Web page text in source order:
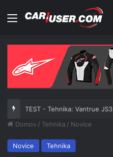
Meni
TEST - Tehnika: Vantrue JS3
Domov / Tehnika / Novice
Novice Tehnika